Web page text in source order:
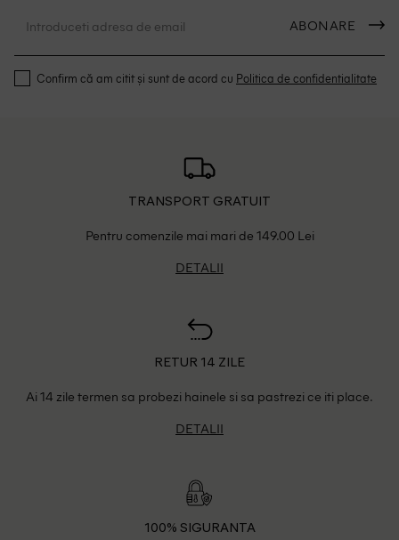
ABONARE
Confirm că am citit și sunt de acord cu Politica de confidentialitate
TRANSPORT GRATUIT
Pentru comenzile mai mari de 149.00 Lei
DETALII
RETUR 14 ZILE
Ai 14 zile termen sa probezi hainele si sa pastrezi ce iti place.
DETALII
100% SIGURANTA